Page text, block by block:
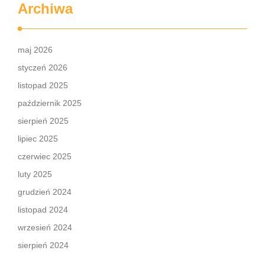
Archiwa
maj 2026
styczeń 2026
listopad 2025
październik 2025
sierpień 2025
lipiec 2025
czerwiec 2025
luty 2025
grudzień 2024
listopad 2024
wrzesień 2024
sierpień 2024